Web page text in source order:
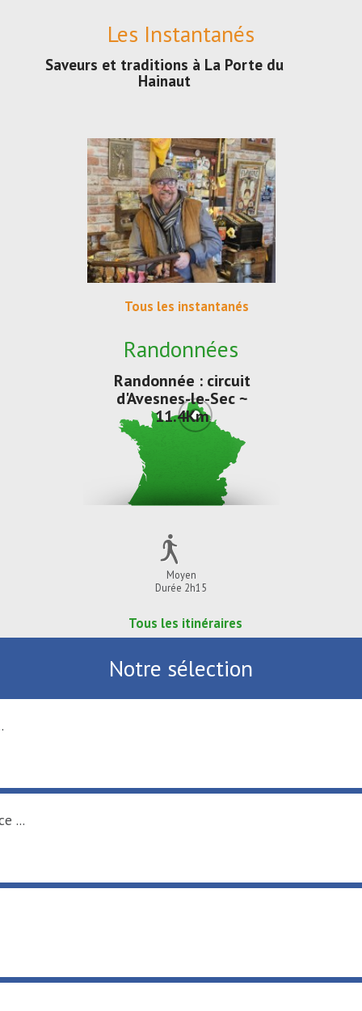
Les Instantanés
Saveurs et traditions à La Porte du
Hainaut
Tous les instantanés
Randonnées
Randonnée : circuit
d'Avesnes-le-Sec ~
11.4Km
Moyen
Durée 2h15
Tous les itinéraires
Notre sélection
Tournée d'été région Hauts-de-France ...